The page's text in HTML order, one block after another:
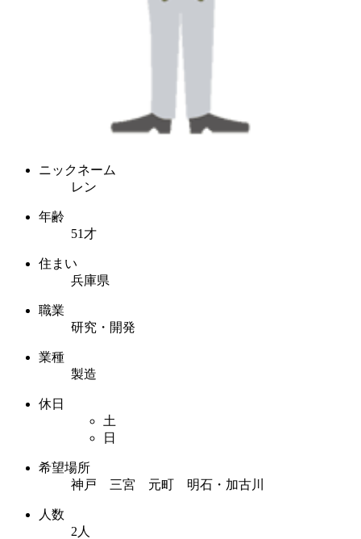
ニックネーム
レン
年齢
51才
住まい
兵庫県
職業
研究・開発
業種
製造
休日
土
日
希望場所
神戸 三宮 元町 明石・加古川
人数
2人